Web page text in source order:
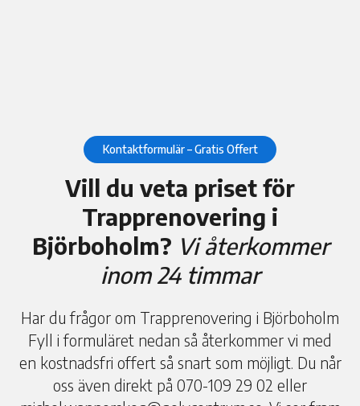
Kontaktformulär – Gratis Offert
Vill du veta priset för
Trapprenovering i
Björboholm? Vi återkommer
inom 24 timmar
Har du frågor om Trapprenovering i Björboholm
Fyll i formuläret nedan så återkommer vi med
en kostnadsfri offert så snart som möjligt. Du når
oss även direkt på 070-109 29 02 eller